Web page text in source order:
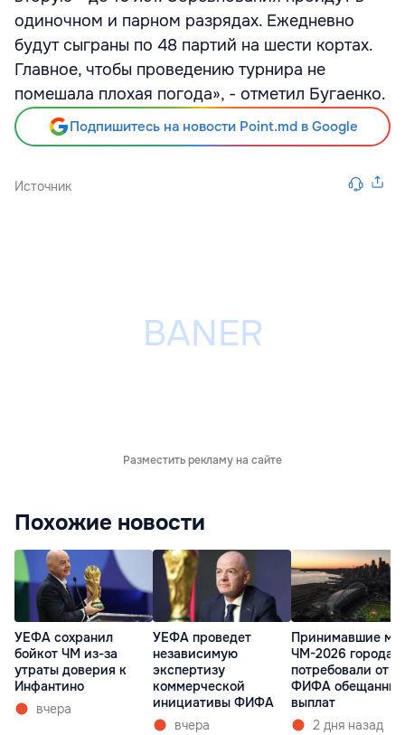
одиночном и парном разрядах. Ежедневно
будут сыграны по 48 партий на шести кортах.
Главное, чтобы проведению турнира не
помешала плохая погода», - отметил Бугаенко.
Подпишитесь на новости Point.md в Google
Источник
Разместить рекламу на сайте
Похожие новости
УЕФА сохранил
бойкот ЧМ из-за
утраты доверия к
Инфантино
вчера
УЕФА проведет
независимую
экспертизу
коммерческой
инициативы ФИФА
вчера
Принимавшие
ЧМ-2026 города
потребовали от
ФИФА обещанных
выплат
2 дня назад